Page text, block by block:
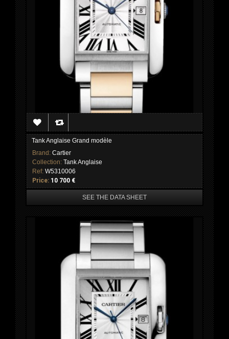
Tank Anglaise Grand modèle
Brand: Cartier
Collection: Tank Anglaise
Ref: W5310006
Price: 10 700 €
SEE THE DATA SHEET